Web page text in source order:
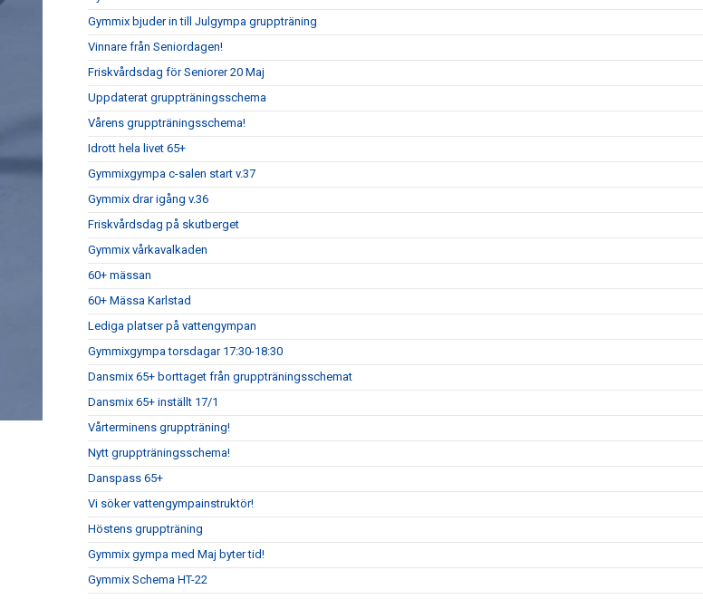
Gymmix bjuder in till Julgympa gruppträning
Vinnare från Seniordagen!
Friskvårdsdag för Seniorer 20 Maj
Uppdaterat gruppträningsschema
Vårens gruppträningsschema!
Idrott hela livet 65+
Gymmixgympa c-salen start v.37
Gymmix drar igång v.36
Friskvårdsdag på skutberget
Gymmix vårkavalkaden
60+ mässan
60+ Mässa Karlstad
Lediga platser på vattengympan
Gymmixgympa torsdagar 17:30-18:30
Dansmix 65+ borttaget från gruppträningsschemat
Dansmix 65+ inställt 17/1
Vårterminens gruppträning!
Nytt gruppträningsschema!
Danspass 65+
Vi söker vattengympainstruktör!
Höstens gruppträning
Gymmix gympa med Maj byter tid!
Gymmix Schema HT-22